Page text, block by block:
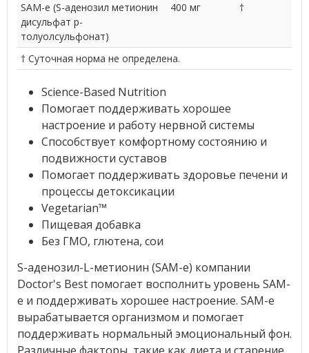
SAM-e (S-аденозил метионин
дисульфат p-
толуолсульфонат)
400 мг †
† Суточная норма не определена.
Science-Based Nutrition
Помогает поддерживать хорошее
настроение и работу нервной системы
Способствует комфортному состоянию и
подвижности суставов
Помогает поддерживать здоровье печени и
процессы детоксикации
Vegetarian™
Пищевая добавка
Без ГМО, глютена, сои
S-аденозил-L-метионин (SAM-e) компании
Doctor's Best помогает восполнить уровень SAM-
e и поддерживать хорошее настроение. SAM-e
вырабатывается организмом и помогает
поддерживать нормальный эмоциональный фон.